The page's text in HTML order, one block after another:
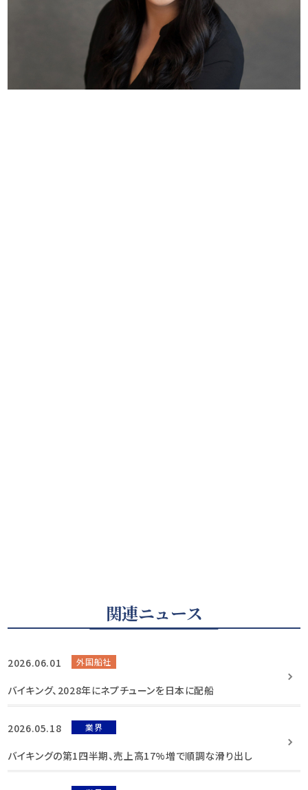
関連ニュース
2026.06.01 外国船社
バイキング、2028年にネプチューンを日本に配船
2026.05.18 業界
バイキングの第1四半期、売上高17%増で順調な滑り出し